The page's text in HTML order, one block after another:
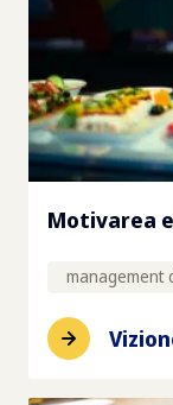
Motivarea
management